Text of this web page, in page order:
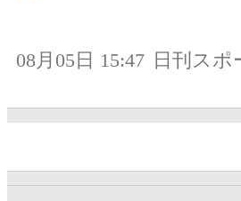
08月05日 15:47 日刊スポ